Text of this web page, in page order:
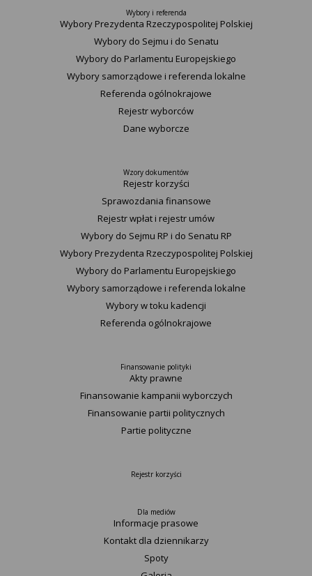
Wybory i referenda
Wybory Prezydenta Rzeczypospolitej Polskiej
Wybory do Sejmu i do Senatu
Wybory do Parlamentu Europejskiego
Wybory samorządowe i referenda lokalne
Referenda ogólnokrajowe
Rejestr wyborców
Dane wyborcze
Wzory dokumentów
Rejestr korzyści
Sprawozdania finansowe
Rejestr wpłat i rejestr umów
Wybory do Sejmu RP i do Senatu RP
Wybory Prezydenta Rzeczypospolitej Polskiej
Wybory do Parlamentu Europejskiego
Wybory samorządowe i referenda lokalne
Wybory w toku kadencji
Referenda ogólnokrajowe
Finansowanie polityki
Akty prawne
Finansowanie kampanii wyborczych
Finansowanie partii politycznych
Partie polityczne
Rejestr korzyści
Dla mediów
Informacje prasowe
Kontakt dla dziennikarzy
Spoty